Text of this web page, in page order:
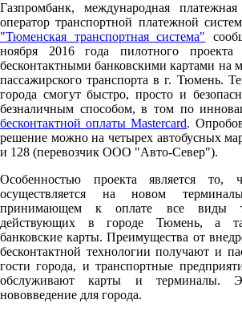
Газпромбанк, международная
оператор транспортной платежной
"Тюменская транспортная система"
ноября 2016 года пилотного проекта
бесконтактными банковскими картами на
пассажирского транспорта в г. Тюмень.
города смогут быстро, просто и
безналичным способом, в том по
бесконтактной оплаты Mastercard.
решение можно на четырех автобусных
и 128 (перевозчик ООО "Авто-Север").
Особенностью проекта является то,
осуществляется на новом
принимающем к оплате все виды
действующих в городе Тюмень, а
банковские карты. Преимущества от
бесконтактной технологии получают и
гости города, и транспортные
обслуживают карты и терминалы.
нововведение для города.